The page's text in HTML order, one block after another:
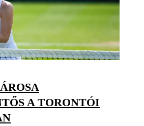
A TORONTÓI